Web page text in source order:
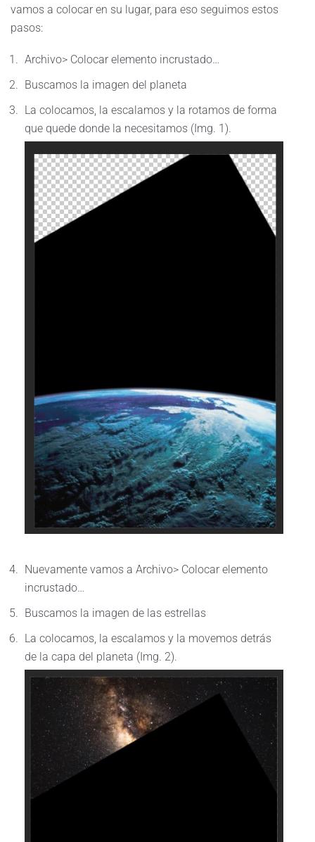
vamos a colocar en su lugar, para eso seguimos estos
pasos:
Archivo> Colocar elemento incrustado…
Buscamos la imagen del planeta
La colocamos, la escalamos y la rotamos de forma
que quede donde la necesitamos (Img. 1).
Nuevamente vamos a Archivo> Colocar elemento
incrustado…
Buscamos la imagen de las estrellas
La colocamos, la escalamos y la movemos detrás
de la capa del planeta (Img. 2).